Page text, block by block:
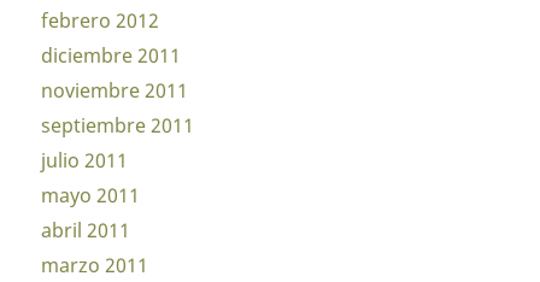
febrero 2012
diciembre 2011
noviembre 2011
septiembre 2011
julio 2011
mayo 2011
abril 2011
marzo 2011